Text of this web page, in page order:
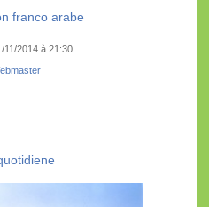
franco arabe
11/2014 à 21:30